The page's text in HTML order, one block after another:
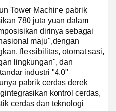
Tower Machine pabrik
780 juta yuan dalam
dirinya sebagai
maju",dengan
fleksibilitas, otomatisasi,
lingkungan", dan
industri "4.0"
pabrik cerdas derek
kontrol cerdas,
cerdas dan teknologi